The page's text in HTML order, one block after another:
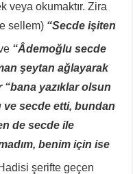
veya okumaktır. Zira
sellem) “Secde işiten
“Âdemoğlu secde
şeytan ağlayarak
“bana yazıklar olsun
secde etti, bundan
de secde ile
benim için ise
şerifte geçen